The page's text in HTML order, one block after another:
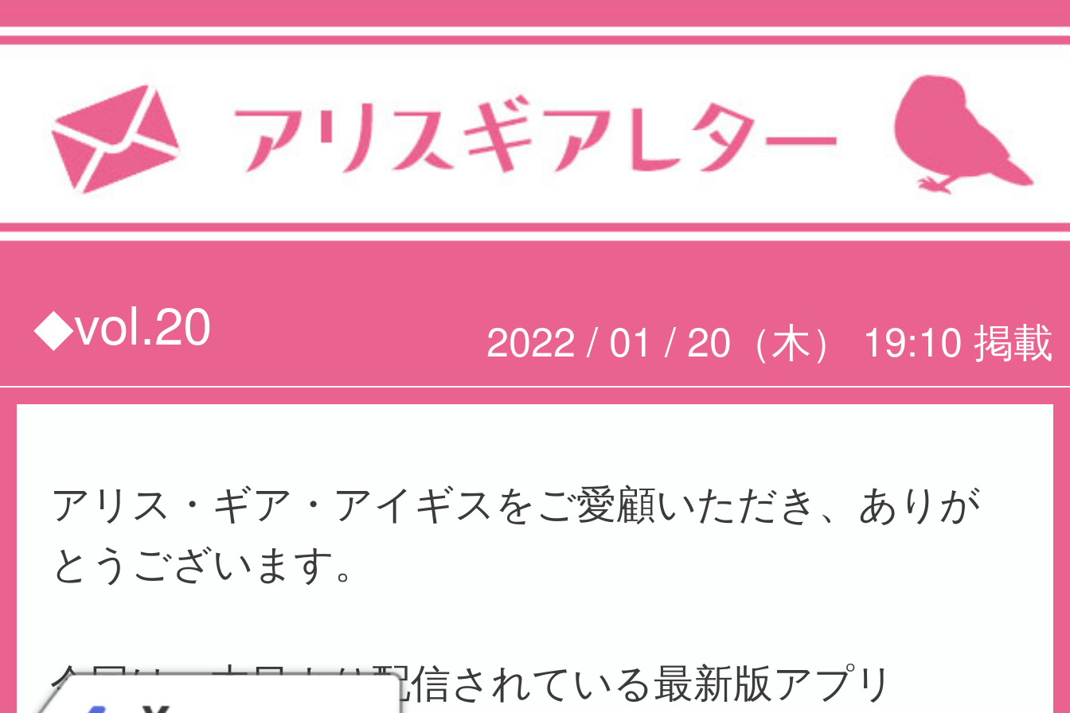
◆vol.20 2022 / 01 / 20（木） 19:10 掲載
アリス・ギア・アイギスをご愛顧いただき、ありが
とうございます。
今回は、本日より配信されている最新版アプリ